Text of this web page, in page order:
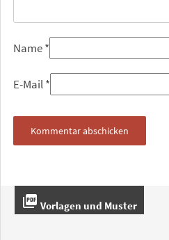
Name*
E-Mail*
picture_as_pdf Vorlagen und Muster